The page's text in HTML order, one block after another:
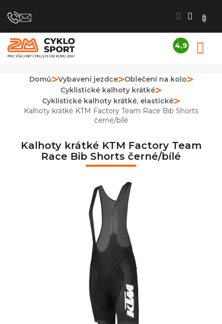
na
4,9
obchodu
je
z
5
hvězdiček.
Domů Vybavení jezdce
Oblečení na kolo
Cyklistické kalhoty krátké
Cyklistické kalhoty krátké, elastické
Kalhoty krátké KTM Factory Team Race Bib Shorts
černé/bílé
Kalhoty krátké KTM Factory Team
Race Bib Shorts černé/bílé